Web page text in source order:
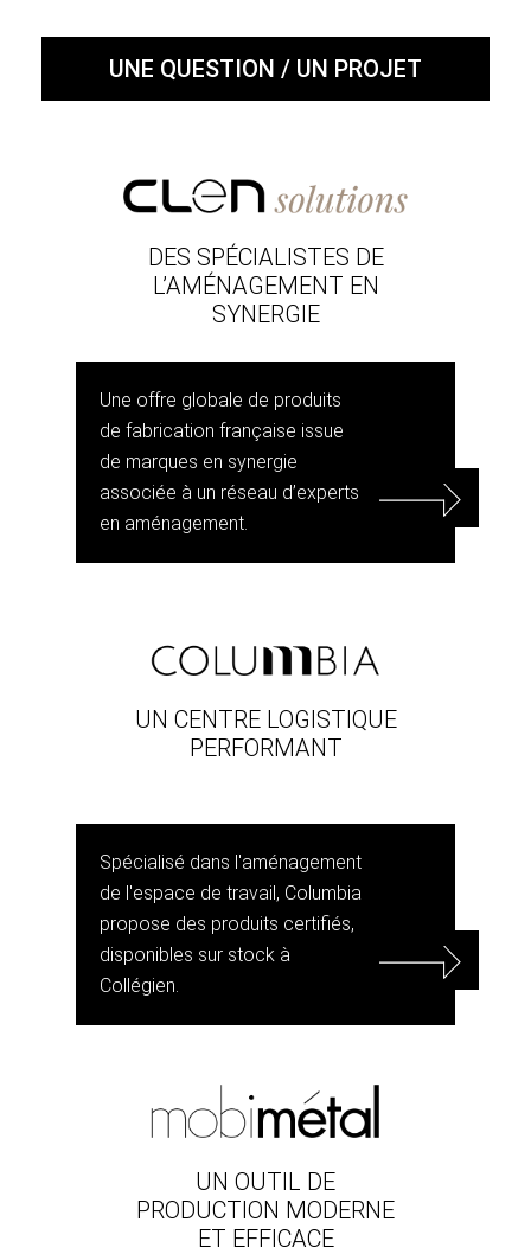
UNE QUESTION / UN PROJET
DES SPÉCIALISTES DE
L’AMÉNAGEMENT EN
SYNERGIE
Une offre globale de produits
de fabrication française issue
de marques en synergie
associée à un réseau d’experts
en aménagement.
UN CENTRE LOGISTIQUE
PERFORMANT
Spécialisé dans l'aménagement
de l'espace de travail, Columbia
propose des produits certifiés,
disponibles sur stock à
Collégien.
UN OUTIL DE
PRODUCTION MODERNE
ET EFFICACE